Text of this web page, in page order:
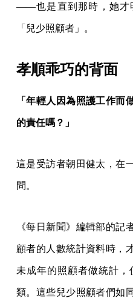
——也是直到那時，她才
「兒少照顧者」。
孝順乖巧的背面
「年輕人因為照護工作而
的責任嗎？」
這是受訪者朝田健太，在
問。
《每日新聞》編輯部的記
顧者的人數統計資料時，
未成年的照顧者做統計，
類。這些兒少照顧者們如